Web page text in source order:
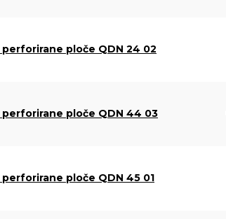
perforirane ploče QDN 24 02
perforirane ploče QDN 44 03
perforirane ploče QDN 45 01